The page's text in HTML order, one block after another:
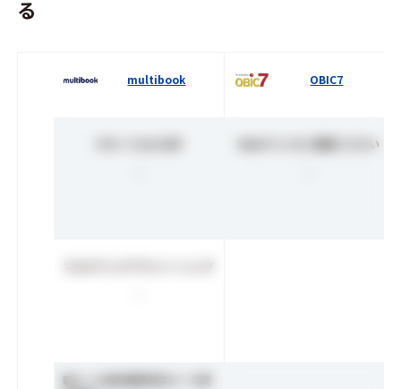
る
multibook
新リース会計基準対応リース資
OBIC7
Webサイトをご確認ください